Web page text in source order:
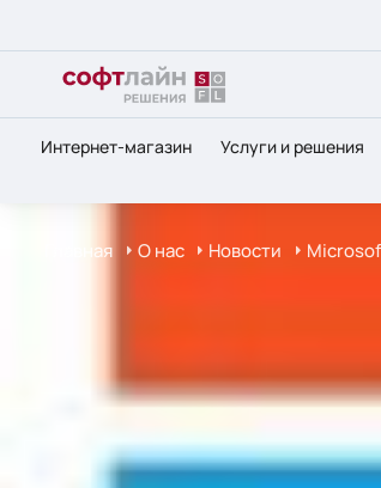
Интернет-магазин Услуги и решения
Главная О нас Новости